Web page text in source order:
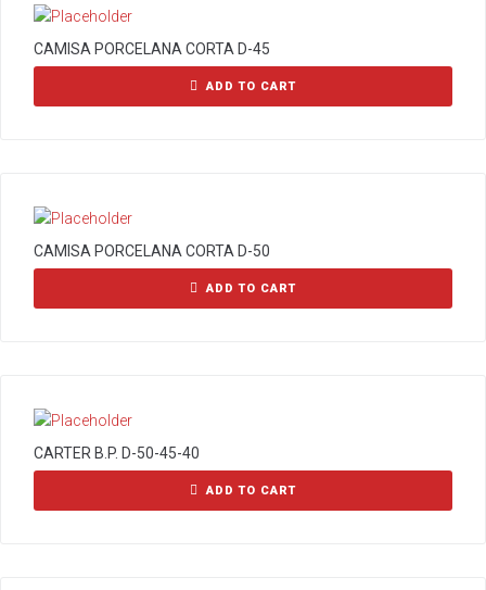
CAMISA PORCELANA CORTA D-45
ADD TO CART
CAMISA PORCELANA CORTA D-50
ADD TO CART
CARTER B.P. D-50-45-40
ADD TO CART